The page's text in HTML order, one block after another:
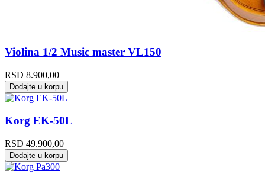
Violina 1/2 Music master VL150
RSD 8.900,00
Dodajte u korpu
Korg EK-50L
RSD 49.900,00
Dodajte u korpu